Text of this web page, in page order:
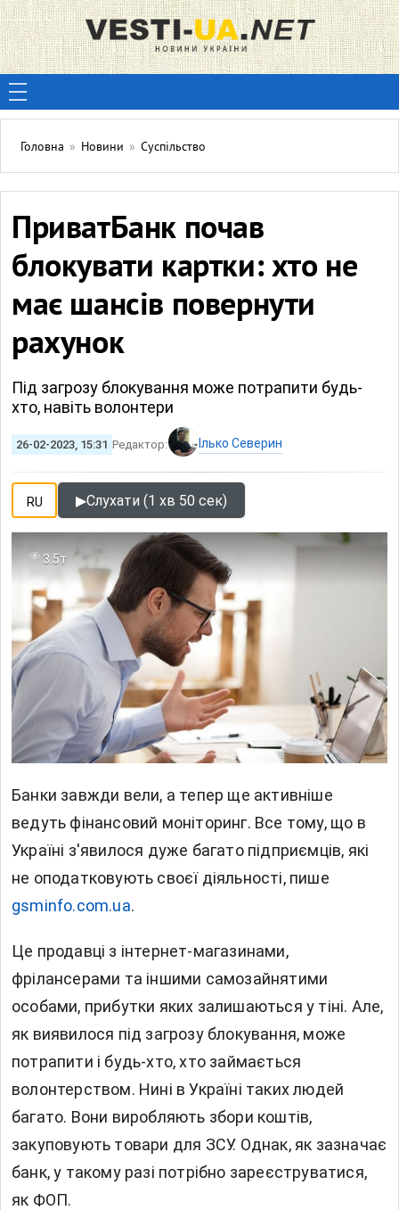
Головна » Новини » Суспільство
ПриватБанк почав
блокувати картки: хто не
має шансів повернути
рахунок
Під загрозу блокування може потрапити будь-
хто, навіть волонтери
26-02-2023, 15:31 Редактор: Ілько Северин
RU ▶Слухати (1 хв 50 сек)
3.5т
Банки завжди вели, а тепер ще активніше
ведуть фінансовий моніторинг. Все тому, що в
Україні з'явилося дуже багато підприємців, які
не оподатковують своєї діяльності, пише
gsminfo.com.ua.
Це продавці з інтернет-магазинами,
фрілансерами та іншими самозайнятими
особами, прибутки яких залишаються у тіні. Але,
як виявилося під загрозу блокування, може
потрапити і будь-хто, хто займається
волонтерством. Нині в Україні таких людей
багато. Вони виробляють збори коштів,
закуповують товари для ЗСУ. Однак, як зазначає
банк, у такому разі потрібно зареєструватися,
як ФОП.